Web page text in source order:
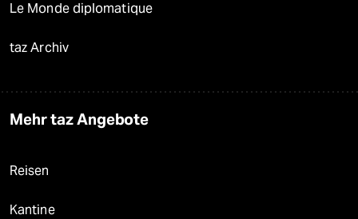
Le Monde diplomatique
taz Archiv
Mehr taz Angebote
Reisen
Kantine